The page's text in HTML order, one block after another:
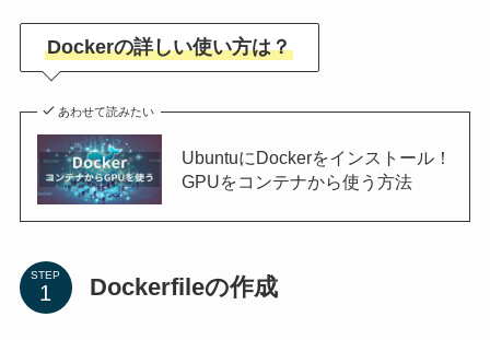
Dockerの詳しい使い方は？
あわせて読みたい
UbuntuにDockerをインストール！
GPUをコンテナから使う方法
STEP Dockerfileの作成